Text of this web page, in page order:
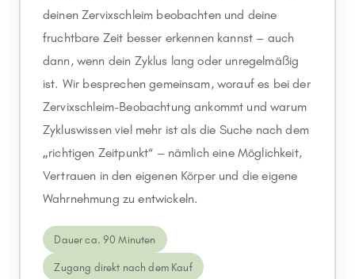
deinen Zervixschleim beobachten und deine
fruchtbare Zeit besser erkennen kannst – auch
dann, wenn dein Zyklus lang oder unregelmäßig
ist. Wir besprechen gemeinsam, worauf es bei der
Zervixschleim-Beobachtung ankommt und warum
Zykluswissen viel mehr ist als die Suche nach dem
„richtigen Zeitpunkt“ – nämlich eine Möglichkeit,
Vertrauen in den eigenen Körper und die eigene
Wahrnehmung zu entwickeln.
Dauer ca. 90 Minuten
Zugang direkt nach dem Kauf